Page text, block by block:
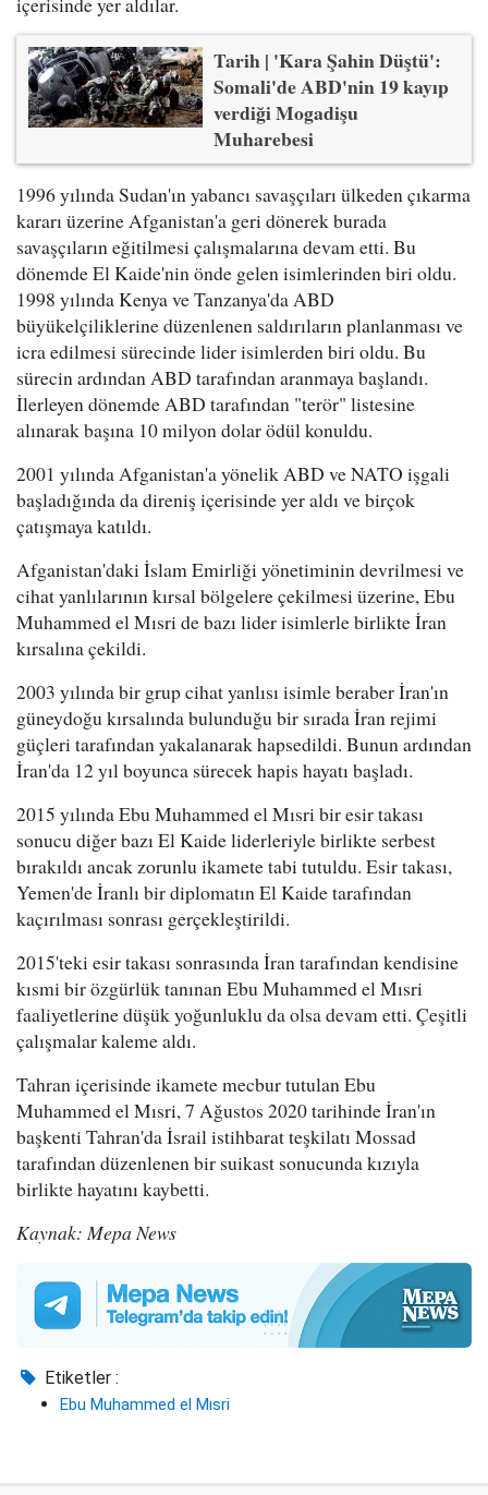
Tarih | 'Kara Şahin Düştü':
Somali'de ABD'nin 19 kayıp
verdiği Mogadişu
Muharebesi
1996 yılında Sudan'ın yabancı savaşçıları ülkeden çıkarma
kararı üzerine Afganistan'a geri dönerek burada
savaşçıların eğitilmesi çalışmalarına devam etti. Bu
dönemde El Kaide'nin önde gelen isimlerinden biri oldu.
1998 yılında Kenya ve Tanzanya'da ABD
büyükelçiliklerine düzenlenen saldırıların planlanması ve
icra edilmesi sürecinde lider isimlerden biri oldu. Bu
sürecin ardından ABD tarafından aranmaya başlandı.
İlerleyen dönemde ABD tarafından "terör" listesine
alınarak başına 10 milyon dolar ödül konuldu.
2001 yılında Afganistan'a yönelik ABD ve NATO işgali
başladığında da direniş içerisinde yer aldı ve birçok
çatışmaya katıldı.
Afganistan'daki İslam Emirliği yönetiminin devrilmesi ve
cihat yanlılarının kırsal bölgelere çekilmesi üzerine, Ebu
Muhammed el Mısri de bazı lider isimlerle birlikte İran
kırsalına çekildi.
2003 yılında bir grup cihat yanlısı isimle beraber İran'ın
güneydoğu kırsalında bulunduğu bir sırada İran rejimi
güçleri tarafından yakalanarak hapsedildi. Bunun ardından
İran'da 12 yıl boyunca sürecek hapis hayatı başladı.
2015 yılında Ebu Muhammed el Mısri bir esir takası
sonucu diğer bazı El Kaide liderleriyle birlikte serbest
bırakıldı ancak zorunlu ikamete tabi tutuldu. Esir takası,
Yemen'de İranlı bir diplomatın El Kaide tarafından
kaçırılması sonrası gerçekleştirildi.
2015'teki esir takası sonrasında İran tarafından kendisine
kısmi bir özgürlük tanınan Ebu Muhammed el Mısri
faaliyetlerine düşük yoğunluklu da olsa devam etti. Çeşitli
çalışmalar kaleme aldı.
Tahran içerisinde ikamete mecbur tutulan Ebu
Muhammed el Mısri, 7 Ağustos 2020 tarihinde İran'ın
başkenti Tahran'da İsrail istihbarat teşkilatı Mossad
tarafından düzenlenen bir suikast sonucunda kızıyla
birlikte hayatını kaybetti.
Kaynak: Mepa News
Etiketler :
Ebu Muhammed el Mısri